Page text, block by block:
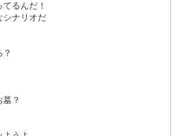
るんだ！
シナリオだ
？